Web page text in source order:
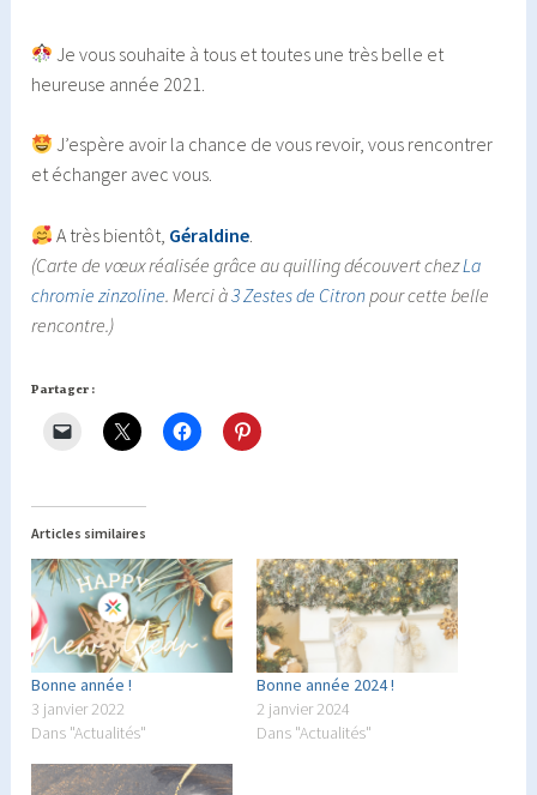
Je vous souhaite à tous et toutes une très belle et
heureuse année 2021.
J’espère avoir la chance de vous revoir, vous rencontrer
et échanger avec vous.
A très bientôt, Géraldine
(Carte de vœux réalisée grâce au quilling découvert chezLa
chromie zinzoline. Merci à3 Zestes de Citron pour cette belle
rencontre.)
Partager :
Articles similaires
Bonne année !
3 janvier 2022
Dans "Actualités"
Bonne année 2024 !
2 janvier 2024
Dans "Actualités"